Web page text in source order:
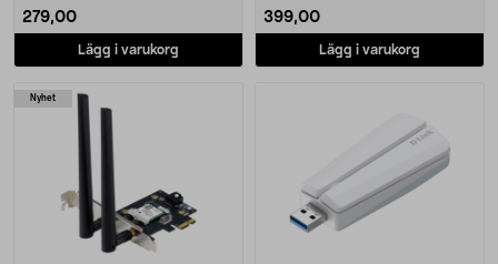
279,00
Lägg i varukorg
399,00
Lägg i varukorg
Nyhet